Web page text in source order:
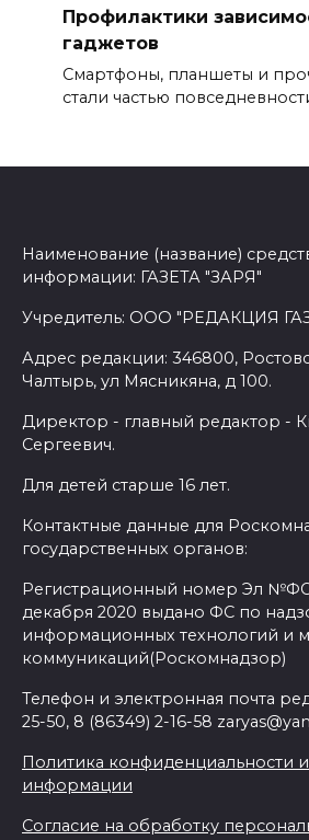
Профилактики
гаджетов
Смартфоны, планшеты и
стали частью
Наименование (название)
информации: ГАЗЕТА "ЗАРЯ"
Учредитель: ООО "РЕДАКЦИЯ
Адрес редакции: 346800,
Чалтырь, ул Мясникяна, д 100.
Директор - главный редактор -
Сергеевич.
Для детей старше 16 лет.
Контактные данные для
государственных органов:
Регистрационный номер Эл
декабря 2020 выдано ФС по
информационных технологий и
коммуникаций(Роскомнадзор)
Телефон и электронная почта
25-50, 8 (86349) 2-16-58
Политика конфиденциальности
информации
Согласие на обработку